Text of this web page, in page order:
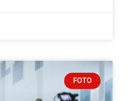
FOTO